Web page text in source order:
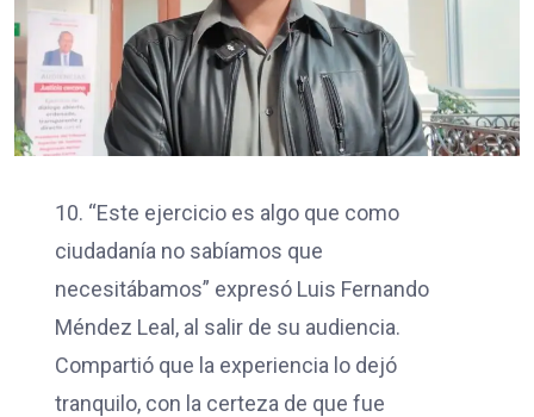
10. “Este ejercicio es algo que como
ciudadanía no sabíamos que
necesitábamos” expresó Luis Fernando
Méndez Leal, al salir de su audiencia.
Compartió que la experiencia lo dejó
tranquilo, con la certeza de que fue